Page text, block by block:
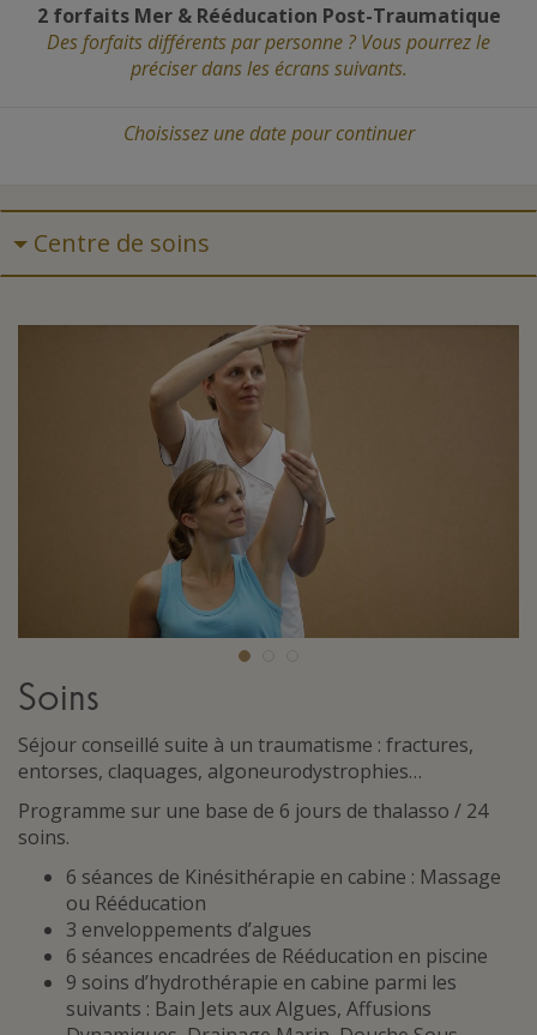
2 forfaits Mer &Rééducation Post-Traumatique
Des forfaits différents par personne ? Vous pourrez le
préciser dans les écrans suivants.
Choisissez une datepour continuer
Centre de soins
Soins
Séjour conseillé suite à un traumatisme : fractures,
entorses, claquages, algoneurodystrophies…
Programme sur une base de 6 jours de thalasso / 24
soins.
6 séances de Kinésithérapie en cabine : Massage
ou Rééducation
3 enveloppements d’algues
6 séances encadrées de Rééducation en piscine
9 soins d’hydrothérapie en cabine parmi les
suivants : Bain Jets aux Algues, Affusions